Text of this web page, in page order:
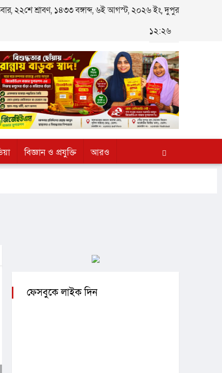
২২শে শ্রাবণ, ১৪৩৩ বঙ্গাব্দ, ৬ই আগস্ট, ২০২৬ ইং, দুপুর
১২:২৬
বিজ্ঞান ও প্রযুক্তি আরও
ফেসবুকে লাইক দিন